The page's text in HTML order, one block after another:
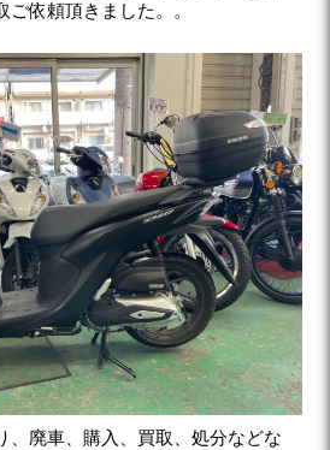
依頼頂きました。。
、廃車、購入、買取、処分などな